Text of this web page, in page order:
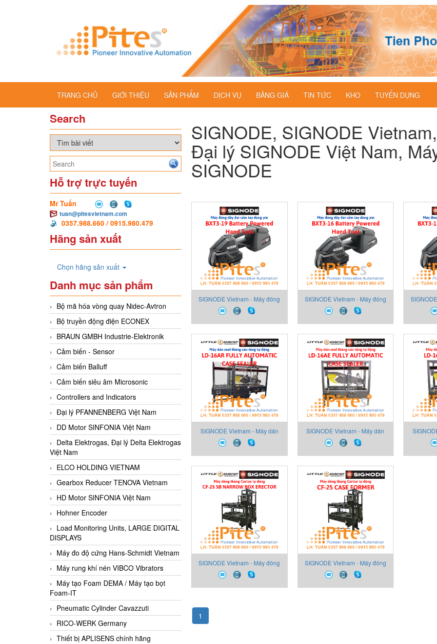
TRANG CHỦ GIỚI THIỆU SẢN PHẨM DỊCH VỤ BẢNG GIÁ TIN TỨC KHO TUYỂN DỤNG
Search
Hỗ trợ trực tuyến
Mr Tuấn
tuan@pitesvietnam.com
0357.988.660 / 0915.980.479
Hãng sản xuất
Chọn hãng sản xuất
Danh mục sản phẩm
Bộ mã hóa vòng quay Nidec-Avtron
Bộ truyền động điện ECONEX
BRAUN GMBH Industrie-Elektronik
Cảm biến - Sensor
Cảm biến Balluff
Cảm biến siêu âm Microsonic
Controllers and Indicators
Đại lý PFANNENBERG Việt Nam
DD Motor SINFONIA Việt Nam
Delta Elektrogas, Đại lý Delta Elektrogas
Việt Nam
ELCO HOLDING VIETNAM
Gearbox Reducer TENOVA Vietnam
HD Motor SINFONIA Việt Nam
Hohner Encoder
Load Monitoring Units, LARGE DIGITAL
DISPLAYS
Máy đo độ cứng Hans-Schmidt Vietnam
Máy rung khí nén VIBCO Vibrators
Máy tạo Foam DEMA / Máy tạo bọt
Foam-IT
Pneumatic Cylinder Cavazzuti
RICO-WERK Germany
Thiết bị APLISENS chính hãng
SIGNODE, SIGNODE
Đại lý SIGNODE Việt Nam,
SIGNODE
SIGNODE Vietnam - Máy đóng
dây đai cầm tay dùng pin
Battery Powered Hand Tool
Signode BXT3-19
SIGNODE Vietnam - Máy đóng
dây đai cầm tay dùng pin
Battery Powered Hand Tool
Signode BXT3-16
dây
Battery
SIGNODE Vietnam - Máy dán
seal thùng các-tông tự động
FULLY AUTOMATIC CASE
SEALER Little David LD-16AR
SIGNODE Vietnam - Máy dán
seal thùng các-tông tự động
FULLY AUTOMATIC CASE
SEALER Little David LD-16AE
seal
CASE
SIGNODE Vietnam - Máy đóng
thùng các-tông tự động
NARROW BOX ERECTOR Little
SIGNODE Vietnam - Máy đóng
thùng các-tông tự động CASE
FORMER Little David CF-25
1